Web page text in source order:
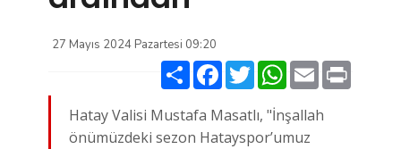
27 Mayıs 2024 Pazartesi 09:20
Paylaş FacebookTwitter WhatsApp
Email
Hatay Valisi Mustafa Masatlı, "İnşallah
önümüzdeki sezon Hatayspor’umuz